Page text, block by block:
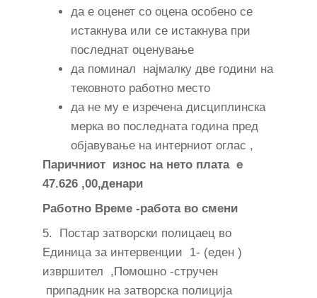
да е оценет со оцена особено се
истакнува или се истакнува при
последнат оценување
да поминал најмалку две години на
тековното работно место
да не му е изречена дисциплинска
мерка во последната година пред
објавување на интерниот оглас ,
Паричниот износ на нето плата е
47.626 ,00,денари
Работно Време -работа во смени
5. Постар затворски полицаец во
Единица за интервенции 1- (еден )
извршител ,Помошно -стручен
припадник на затворска полиција